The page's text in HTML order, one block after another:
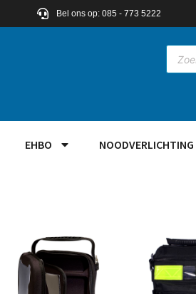
Bel ons op: 085 - 773 5222
EHBO NOODVERLICHTING